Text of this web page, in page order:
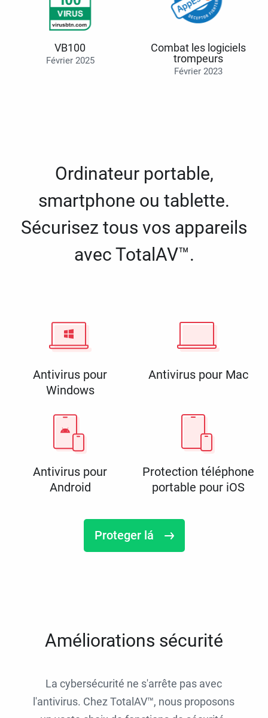
VB100
Février 2025
Combat les logiciels
trompeurs
Février 2023
Ordinateur portable,
smartphone ou tablette.
Sécurisez tous vos appareils
avec TotalAV™.
Antivirus pour
Windows
Antivirus pour Mac
Antivirus pour
Android
Protection téléphone
portable pour iOS
Proteger lá
Améliorations sécurité
La cybersécurité ne s'arrête pas avec
l'antivirus. Chez TotalAV™, nous proposons